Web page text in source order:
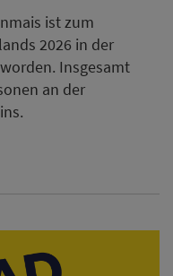
ist zum
2026 in der
Insgesamt
an der